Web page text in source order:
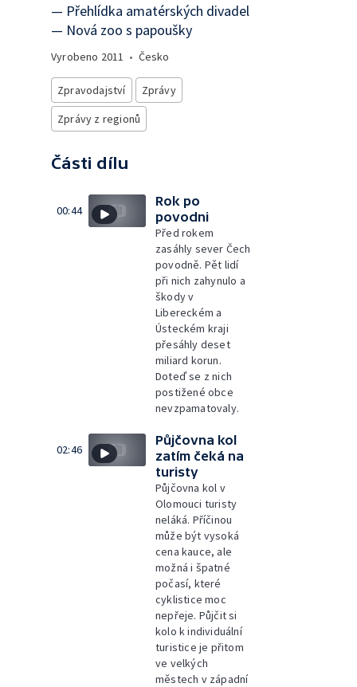
— Přehlídka amatérských divadel
— Nová zoo s papoušky
Vyrobeno 2011 • Česko
Zpravodajství
Zprávy
Zprávy z regionů
Části dílu
00:44
Rok po
povodni
Před rokem
zasáhly sever Čech
povodně. Pět lidí
při nich zahynulo a
škody v
Libereckém a
Ústeckém kraji
přesáhly deset
miliard korun.
Doteď se z nich
postižené obce
nevzpamatovaly.
02:46
Půjčovna kol
zatím čeká na
turisty
Půjčovna kol v
Olomouci turisty
neláká. Příčinou
může být vysoká
cena kauce, ale
možná i špatné
počasí, které
cyklistice moc
nepřeje. Půjčit si
kolo k individuální
turistice je přitom
ve velkých
městech v západní